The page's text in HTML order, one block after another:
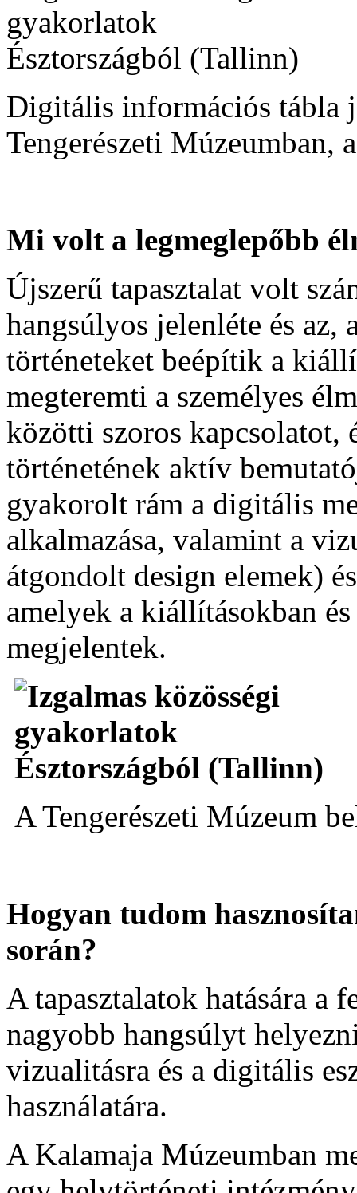
Digitális információs tábla
Tengerészeti Múzeumban,
Mi volt a legmeglepőbb
Újszerű tapasztalat volt
hangsúlyos jelenléte és az,
történeteket beépítik a
megteremti a személyes
közötti szoros kapcsolatot,
történetének aktív
gyakorolt rám a digitális
alkalmazása, valamint a
átgondolt design elemek)
amelyek a kiállításokban
megjelentek.
A Tengerészeti Múzeum
Hogyan tudom
során?
A tapasztalatok hatására a
nagyobb hangsúlyt
vizualitásra és a digitális
használatára.
A Kalamaja Múzeumban